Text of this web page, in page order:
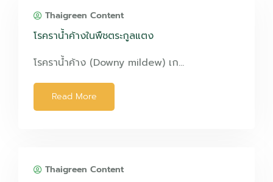
Thaigreen Content
โรคราน้ำค้างในพืชตระกูลแตง
โรคราน้ำค้าง (Downy mildew) เก…
Read More
Thaigreen Content